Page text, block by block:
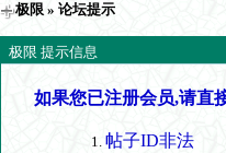
极限 » 论坛提示
极限 提示信息
如果您已注册会员,请直
帖子ID非法